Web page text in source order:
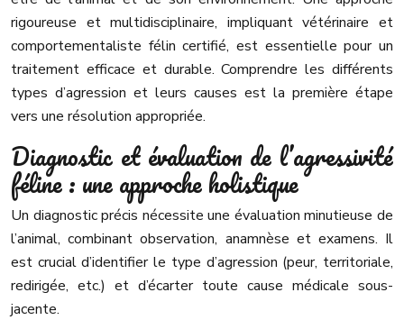
rigoureuse et multidisciplinaire, impliquant vétérinaire et
comportementaliste félin certifié, est essentielle pour un
traitement efficace et durable. Comprendre les différents
types d’agression et leurs causes est la première étape
vers une résolution appropriée.
Diagnostic et évaluation de l’agressivité
féline : une approche holistique
Un diagnostic précis nécessite une évaluation minutieuse de
l’animal, combinant observation, anamnèse et examens. Il
est crucial d’identifier le type d’agression (peur, territoriale,
redirigée, etc.) et d’écarter toute cause médicale sous-
jacente.